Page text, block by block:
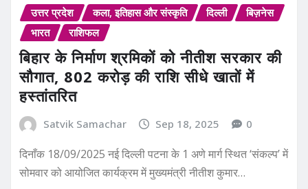
उत्तर प्रदेश कला, इतिहास और संस्कृति दिल्ली
बिज़नेस
भारत
राशिफल
बिहार के निर्माण श्रमिकों को नीतीश सरकार की
सौगात, 802 करोड़ की राशि सीधे खातों में
हस्तांतरित
Satvik Samachar Sep 18, 2025 0
दिनाँक 18/09/2025 नई दिल्ली पटना के 1 अणे मार्ग स्थित ‘संकल्प’ में
सोमवार को आयोजित कार्यक्रम में मुख्यमंत्री नीतीश कुमार…